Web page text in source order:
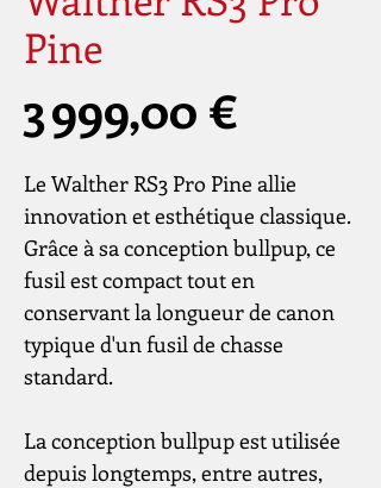
Pine
3 999,00 €
Le Walther RS3 Pro Pine allie
innovation et esthétique classique.
Grâce à sa conception bullpup, ce
fusil est compact tout en
conservant la longueur de canon
typique d'un fusil de chasse
standard.
La conception bullpup est utilisée
depuis longtemps, entre autres,